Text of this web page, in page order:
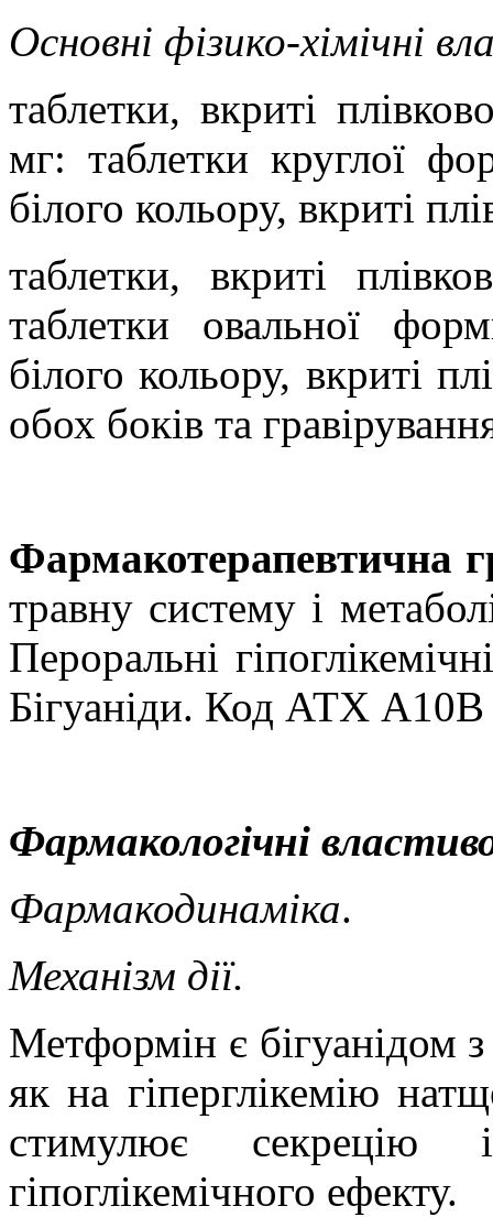
Основні фізико-хімічні
таблетки, вкриті
мг: таблетки круглої
білого кольору, вкриті
таблетки, вкриті
таблетки овальної
білого кольору, вкриті
обох боків та
Фармакотерапевтична
травну систему і
Пероральні
Бігуаніди. Код АТХ
Фармакологічні
Фармакодинаміка.
Механізм дії.
Метформін є бігуанідом
як на гіперглікемію
стимулює секрецію
гіпоглікемічного ефекту.